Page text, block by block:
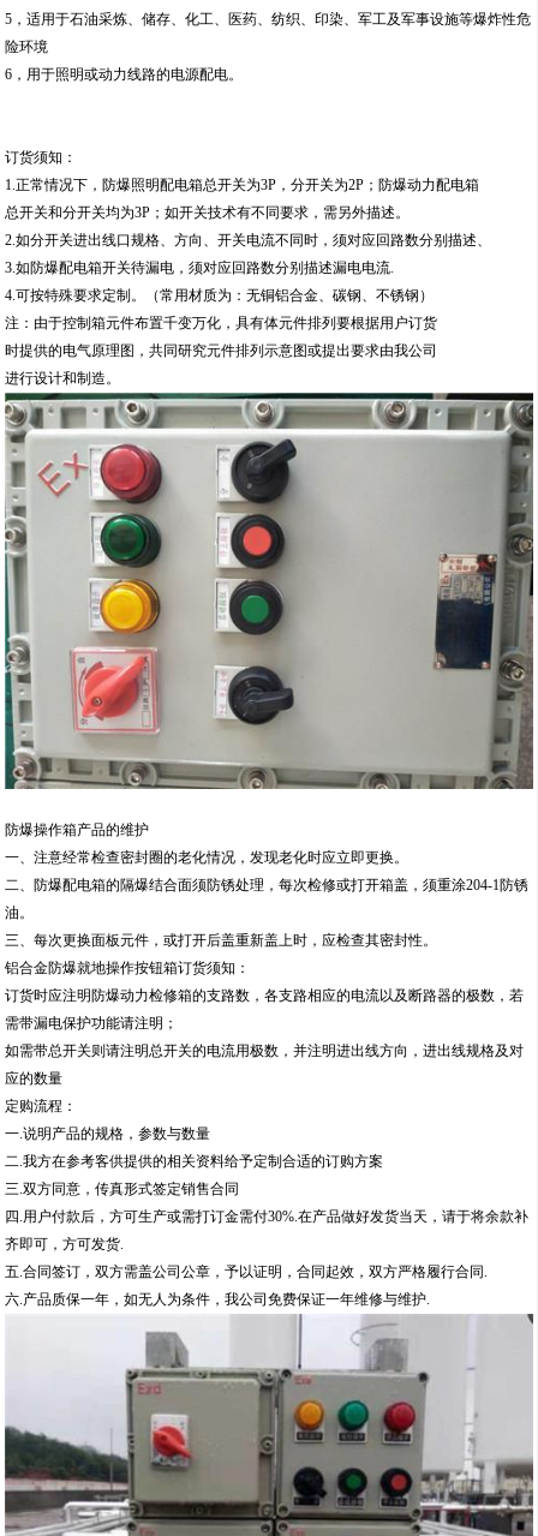
5，适用于石油采炼、储存、化工、医药、纺织、印染、军工及军事设施等爆炸性危
险环境
6，用于照明或动力线路的电源配电。
订货须知：
1.正常情况下，防爆照明配电箱总开关为3P，分开关为2P；防爆动力配电箱
总开关和分开关均为3P；如开关技术有不同要求，需另外描述。
2.如分开关进出线口规格、方向、开关电流不同时，须对应回路数分别描述、
3.如防爆配电箱开关待漏电，须对应回路数分别描述漏电电流.
4.可按特殊要求定制。（常用材质为：无铜铝合金、碳钢、不锈钢）
注：由于控制箱元件布置千变万化，具有体元件排列要根据用户订货
时提供的电气原理图，共同研究元件排列示意图或提出要求由我公司
进行设计和制造。
防爆操作箱产品的维护
一、注意经常检查密封圈的老化情况，发现老化时应立即更换。
二、防爆配电箱的隔爆结合面须防锈处理，每次检修或打开箱盖，须重涂204-1防锈
油。
三、每次更换面板元件，或打开后盖重新盖上时，应检查其密封性。
铝合金防爆就地操作按钮箱订货须知：
订货时应注明防爆动力检修箱的支路数，各支路相应的电流以及断路器的极数，若
需带漏电保护功能请注明；
如需带总开关则请注明总开关的电流用极数，并注明进出线方向，进出线规格及对
应的数量
定购流程：
一.说明产品的规格，参数与数量
二.我方在参考客供提供的相关资料给予定制合适的订购方案
三.双方同意，传真形式签定销售合同
四.用户付款后，方可生产或需打订金需付30%.在产品做好发货当天，请于将余款补
齐即可，方可发货.
五.合同签订，双方需盖公司公章，予以证明，合同起效，双方严格履行合同.
六.产品质保一年，如无人为条件，我公司免费保证一年维修与维护.